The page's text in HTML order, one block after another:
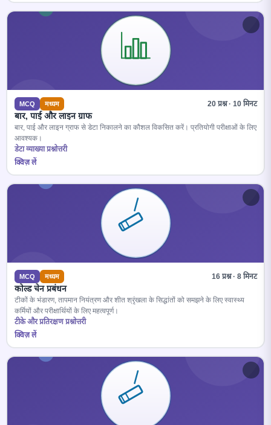
MCQ मध्यम 20 प्रश्न · 10 मिनट
बार, पाई और लाइन ग्राफ
बार, पाई और लाइन ग्राफ से डेटा निकालने का कौशल विकसित करें। प्रतियोगी परीक्षाओं के लिए
आवश्यक।
डेटा व्याख्या प्रश्नोत्तरी
क्विज़ लें
MCQ मध्यम 16 प्रश्न · 8 मिनट
कोल्ड चेन प्रबंधन
टीकों के भंडारण, तापमान नियंत्रण और शीत श्रृंखला के सिद्धांतों को समझने के लिए स्वास्थ्य
कर्मियों और परीक्षार्थियों के लिए महत्वपूर्ण।
टीके और प्रतिरक्षण प्रश्नोत्तरी
क्विज़ लें